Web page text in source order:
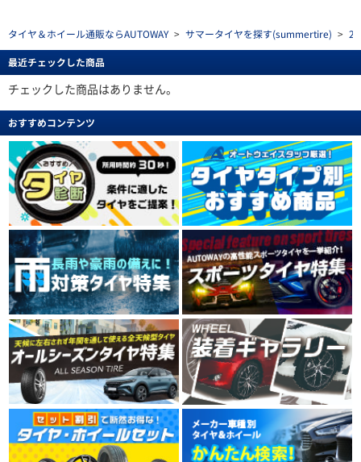
タイヤ＆ホイール通販ならAUTOWAY > サマータイヤを探す(summertire) >
最近チェックした商品
チェックした商品はありません。
おすすめコンテンツ